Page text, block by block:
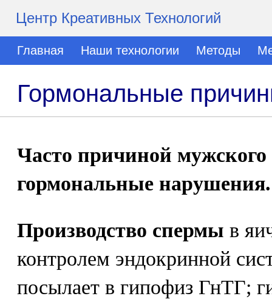
Центр Креативных Технологий
Главная Наши технологии Методы
Гормональные
Часто причиной мужского
гормональные нарушения.
Производство спермы в
контролем эндокринной
посылает в гипофиз ГнТГ;